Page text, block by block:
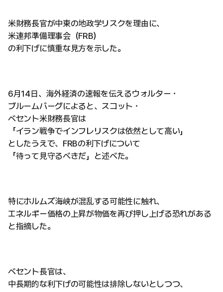
米財務長官が中東の地政学リスクを理由に、
米連邦準備理事会（FRB）
の利下げに慎重な見方を示した。
6月14日、海外経済の速報を伝えるウォルター・
ブルームバーグによると、スコット・
ベセント米財務長官は
「イラン戦争でインフレリスクは依然として高い」
としたうえで、FRBの利下げについて
「待って見守るべきだ」と述べた。
特にホルムズ海峡が混乱する可能性に触れ、
エネルギー価格の上昇が物価を再び押し上げる恐れがある
と指摘した。
ベセント長官は、
中長期的な利下げの可能性は排除しないとしつつ、